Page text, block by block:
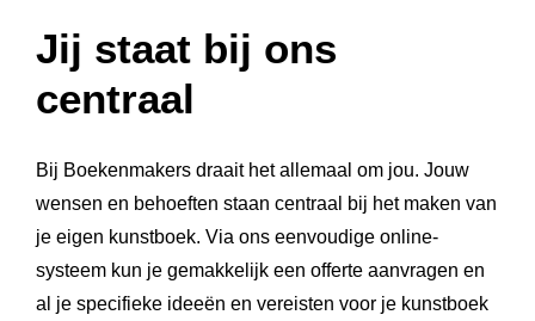
Jij staat bij ons
centraal
Bij Boekenmakers draait het allemaal om jou. Jouw
wensen en behoeften staan centraal bij het maken van
je eigen kunstboek. Via ons eenvoudige online-
systeem kun je gemakkelijk een offerte aanvragen en
al je specifieke ideeën en vereisten voor je kunstboek